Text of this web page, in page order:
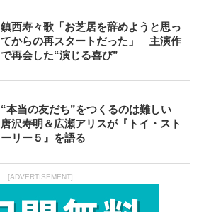
鎮西寿々歌「お芝居を辞めようと思っ
てからの再スタートだった」 主演作
で再会した“演じる喜び”
“本当の友だち”をつくるのは難しい
唐沢寿明＆広瀬アリスが『トイ・スト
ーリー５』を語る
[ADVERTISEMENT]